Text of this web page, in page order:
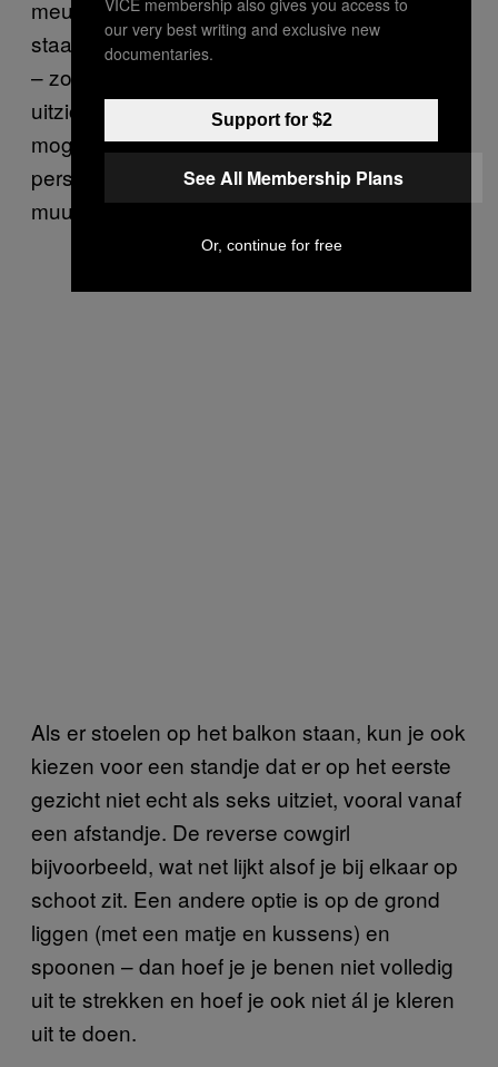
meubels op het balkon staan, dan zijn
staande posities van achteren een goed idee
– zo kun je ondertussen ook nog van het
uitzicht genieten. Hou je kleren zoveel
mogelijk aan en laat de ontvangende
persoon voorover bukken en op de railing of
muur leunen.
Als er stoelen op het balkon staan, kun je ook
kiezen voor een standje dat er op het eerste
gezicht niet echt als seks uitziet, vooral vanaf
een afstandje. De reverse cowgirl
bijvoorbeeld, wat net lijkt alsof je bij elkaar op
schoot zit. Een andere optie is op de grond
liggen (met een matje en kussens) en
spoonen – dan hoef je je benen niet volledig
uit te strekken en hoef je ook niet ál je kleren
uit te doen.
our very best writing and exclusive new
documentaries.
Support for $2
See All Membership Plans
Or, continue for free